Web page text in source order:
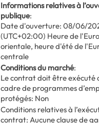
Informations relatives à
publique:
Date d'ouverture: 08/06/
(UTC+02:00) Heure de
orientale, heure d'été de
centrale
Conditions du marché:
Le contrat doit être exécuté
cadre de programmes
protégés: Non
Conditions relatives à
contrat: Aucune clause de